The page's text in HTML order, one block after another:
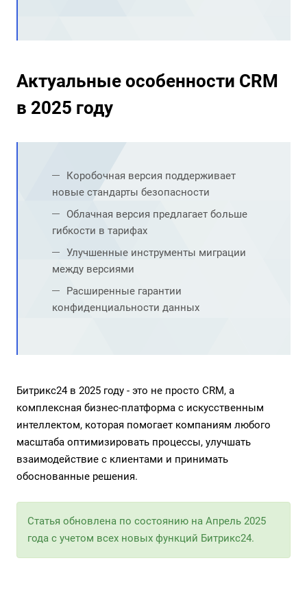
Актуальные особенности CRM
в 2025 году
Коробочная версия поддерживает
новые стандарты безопасности
Облачная версия предлагает больше
гибкости в тарифах
Улучшенные инструменты миграции
между версиями
Расширенные гарантии
конфиденциальности данных
Битрикс24 в 2025 году - это не просто CRM, а
комплексная бизнес-платформа с искусственным
интеллектом, которая помогает компаниям любого
масштаба оптимизировать процессы, улучшать
взаимодействие с клиентами и принимать
обоснованные решения.
Статья обновлена по состоянию на Апрель 2025
года с учетом всех новых функций Битрикс24.